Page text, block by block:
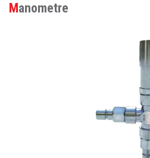
Manometre